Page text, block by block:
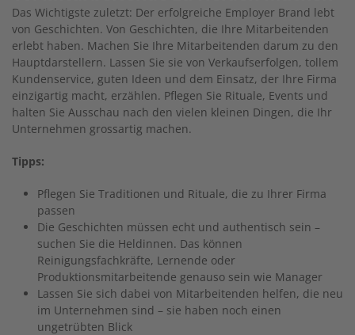
Das Wichtigste zuletzt: Der erfolgreiche Employer Brand lebt
von Geschichten. Von Geschichten, die Ihre Mitarbeitenden
erlebt haben. Machen Sie Ihre Mitarbeitenden darum zu den
Hauptdarstellern. Lassen Sie sie von Verkaufserfolgen, tollem
Kundenservice, guten Ideen und dem Einsatz, der Ihre Firma
einzigartig macht, erzählen. Pflegen Sie Rituale, Events und
halten Sie Ausschau nach den vielen kleinen Dingen, die Ihr
Unternehmen grossartig machen.
Tipps:
Pflegen Sie Traditionen und Rituale, die zu Ihrer Firma
passen
Die Geschichten müssen echt und authentisch sein –
suchen Sie die Heldinnen. Das können
Reinigungsfachkräfte, Lernende oder
Produktionsmitarbeitende genauso sein wie Manager
Lassen Sie sich dabei von Mitarbeitenden helfen, die neu
im Unternehmen sind – sie haben noch einen
ungetrübten Blick